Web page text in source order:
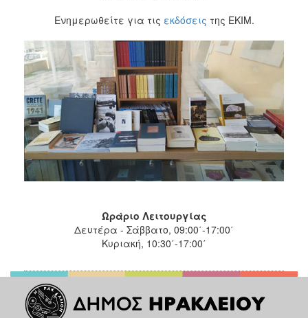
ΔΗΜΟΣ
ΠΟΛΙΤΙΣΜΟΣ
ΑΝΘΕΚΤΙΚΗ
ΠΟΛΗ
Ενημερωθείτε για τις εκδόσεις της ΕΚΙΜ.
Ωράριο Λειτουργίας
Δευτέρα - Σάββατο, 09:00΄-17:00΄
Κυριακή, 10:30΄-17:00΄